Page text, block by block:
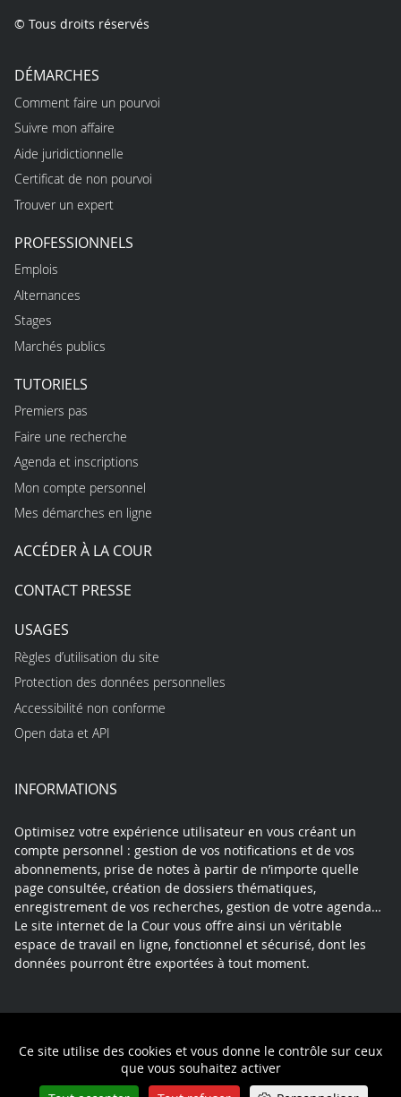
Ce site utilise des cookies et vous donne le contrôle sur ceux
que vous souhaitez activer
© Tous droits réservés
DÉMARCHES
Comment faire un pourvoi
Suivre mon affaire
Aide juridictionnelle
Certificat de non pourvoi
Trouver un expert
PROFESSIONNELS
Emplois
Alternances
Stages
Marchés publics
TUTORIELS
Premiers pas
Faire une recherche
Agenda et inscriptions
Mon compte personnel
Mes démarches en ligne
ACCÉDER À LA COUR
CONTACT PRESSE
USAGES
Règles d’utilisation du site
Protection des données personnelles
Accessibilité non conforme
Open data et API
INFORMATIONS
Optimisez votre expérience utilisateur en vous créant un
compte personnel : gestion de vos notifications et de vos
abonnements, prise de notes à partir de n’importe quelle
page consultée, création de dossiers thématiques,
enregistrement de vos recherches, gestion de votre agenda…
Le site internet de la Cour vous offre ainsi un véritable
espace de travail en ligne, fonctionnel et sécurisé, dont les
données pourront être exportées à tout moment.
Politique de confidentialité